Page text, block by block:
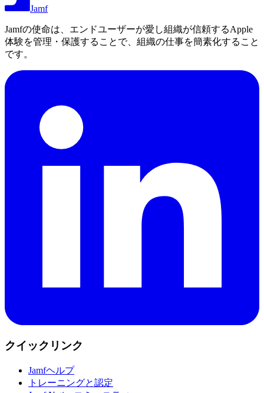
Jamf
Jamfの使命は、エンドユーザーが愛し組織が信頼するApple
体験を管理・保護することで、組織の仕事を簡素化すること
です。
クイックリンク
Jamfヘルプ
トレーニングと認定